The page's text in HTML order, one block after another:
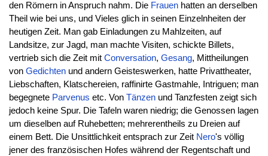
den Römern in Anspruch nahm. Die Frauenhatten an derselben
Theil wie bei uns, und Vieles glich in seinen Einzelnheiten der
heutigen Zeit. Man gab Einladungen zu Mahlzeiten, auf
Landsitze, zur Jagd, man machte Visiten, schickte Billets,
vertrieb sich die Zeit mit Conversation, Gesang, Mittheilungen
von Gedichtenund andern Geisteswerken, hatte Privattheater,
Liebschaften, Klatschereien, raffinirte Gastmahle, Intriguen; man
begegnete Parvenus etc. Von Tänzenund Tanzfesten zeigt sich
jedoch keine Spur. Die Tafeln waren niedrig; die Genossen lagen
um dieselben auf Ruhebetten; mehrerentheils zu Dreien auf
einem Bett. Die Unsittlichkeit entsprach zur Zeit Nero's völlig
jener des französischen Hofes während der Regentschaft und